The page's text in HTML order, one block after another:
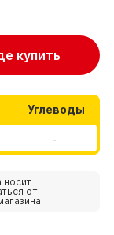
купить
Углеводы
-
носит
от